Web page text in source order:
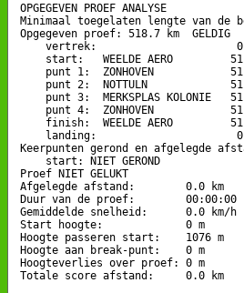
OPGEGEVEN PROEF ANALYSE
Minimaal toegelaten lengte van de
Opgegeven proef: 518.7 km  GELDIG
vertrek:
start:   WEELDE AERO
punt 1:  ZONHOVEN
punt 2:  NOTTULN
punt 3:  MERKSPLAS KOLONIE
punt 4:  ZONHOVEN
finish:  WEELDE AERO
landing:
Keerpunten gerond en afgelegde
    start: NIET GEROND
Proef NIET GELUKT
Afgelegde afstand:        0.0 km
Duur van de proef:        00:00:00
Gemiddelde snelheid:      0.0 km/h
Start hoogte:             0 m
Hoogte passeren start:    1076 m
Hoogte aan break-punt:    0 m
Hoogteverlies over proef: 0 m
Totale score afstand:     0.0 km